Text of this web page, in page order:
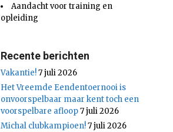
Aandacht voor training en
opleiding
Recente berichten
Vakantie!7 juli 2026
Het Vreemde Eendentoernooi is
onvoorspelbaar maar kent toch een
voorspelbare afloop7 juli 2026
Michal clubkampioen!7 juli 2026